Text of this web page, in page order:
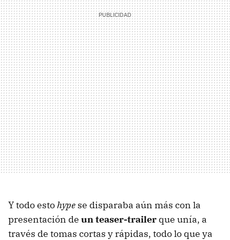
Y todo estohype se disparaba aún más con la
presentación de un teaser-trailer que unía, a
través de tomas cortas y rápidas, todo lo que ya